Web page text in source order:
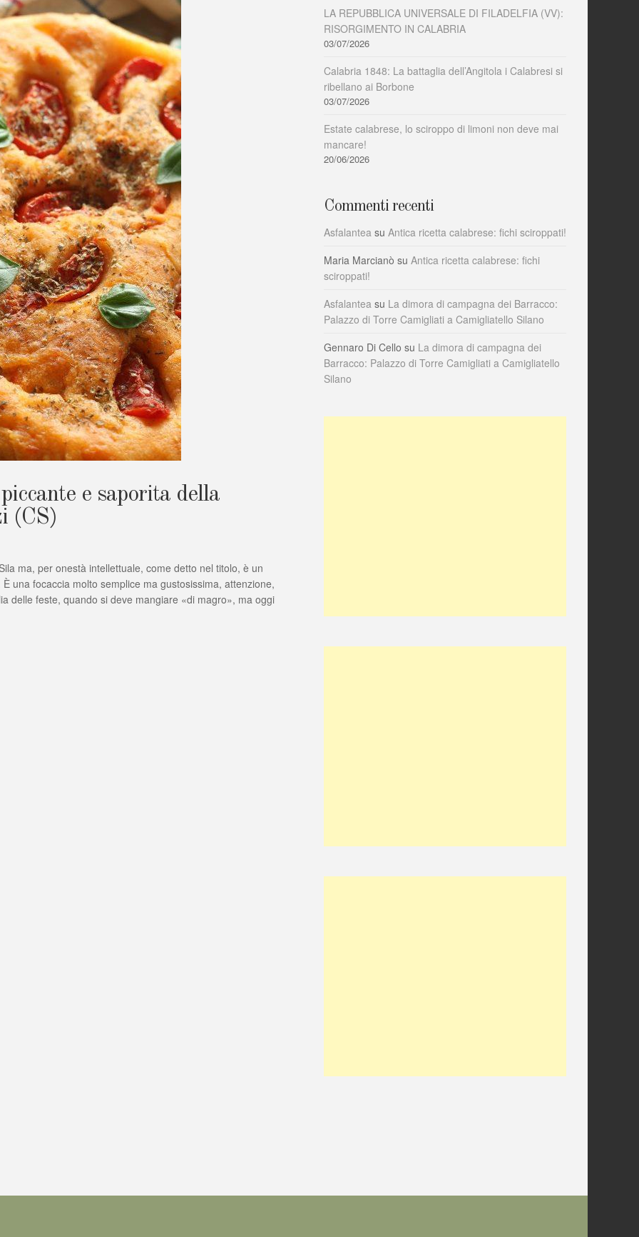
e saporita della
(CS)
ma, per onestà intellettuale, come detto nel titolo, è un
una focaccia molto semplice ma gustosissima, attenzione,
delle feste, quando si deve mangiare «di magro», ma oggi
LA REPUBBLICA UNIVERSALE DI FILADELFIA (VV):
RISORGIMENTO IN CALABRIA
03/07/2026
Calabria 1848: La battaglia dell’Angitola i Calabresi si
ribellano ai Borbone
03/07/2026
Estate calabrese, lo sciroppo di limoni non deve mai
mancare!
20/06/2026
Commenti recenti
Asfalantea su Antica ricetta calabrese: fichi sciroppati!
Maria Marcianò su Antica ricetta calabrese: fichi
sciroppati!
Asfalantea su La dimora di campagna dei Barracco:
Palazzo di Torre Camigliati a Camigliatello Silano
Gennaro Di Cello su La dimora di campagna dei
Barracco: Palazzo di Torre Camigliati a Camigliatello
Silano